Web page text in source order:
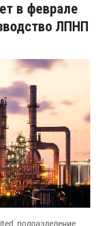
в феврале
ЛПНП
подразделение